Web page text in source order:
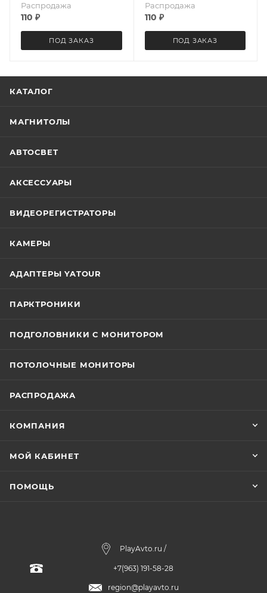
Распродажа
110 ₽
ПОД ЗАКАЗ
Распродажа
110 ₽
ПОД ЗАКАЗ
КАТАЛОГ
МАГНИТОЛЫ
АВТОСВЕТ
АКСЕССУАРЫ
ВИДЕОРЕГИСТРАТОРЫ
КАМЕРЫ
АДАПТЕРЫ YATOUR
ПАРКТРОНИКИ
ПОДГОЛОВНИКИ С МОНИТОРОМ
ПОТОЛОЧНЫЕ МОНИТОРЫ
РАСПРОДАЖА
КОМПАНИЯ
МОЙ КАБИНЕТ
ПОМОЩЬ
PlayAvto.ru /
+7(963) 191-58-28
region@playavto.ru